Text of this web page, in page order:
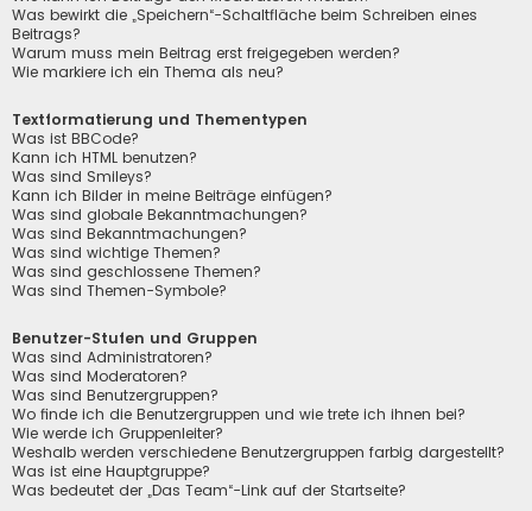
Was bewirkt die „Speichern“-Schaltfläche beim Schreiben eines
Beitrags?
Warum muss mein Beitrag erst freigegeben werden?
Wie markiere ich ein Thema als neu?
Textformatierung und Thementypen
Was ist BBCode?
Kann ich HTML benutzen?
Was sind Smileys?
Kann ich Bilder in meine Beiträge einfügen?
Was sind globale Bekanntmachungen?
Was sind Bekanntmachungen?
Was sind wichtige Themen?
Was sind geschlossene Themen?
Was sind Themen-Symbole?
Benutzer-Stufen und Gruppen
Was sind Administratoren?
Was sind Moderatoren?
Was sind Benutzergruppen?
Wo finde ich die Benutzergruppen und wie trete ich ihnen bei?
Wie werde ich Gruppenleiter?
Weshalb werden verschiedene Benutzergruppen farbig dargestellt?
Was ist eine Hauptgruppe?
Was bedeutet der „Das Team“-Link auf der Startseite?